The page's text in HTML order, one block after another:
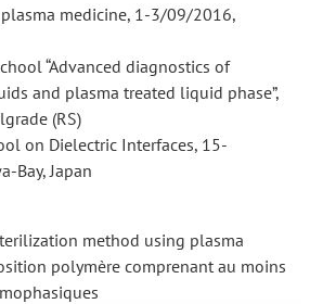
medicine, 1-3/09/2016,
“Advanced diagnostics of
and plasma treated liquid phase”,
(RS)
on Dielectric Interfaces, 15-
Bay, Japan
method using plasma
polymère comprenant au moins